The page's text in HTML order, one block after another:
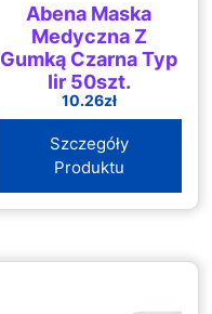
Abena Maska
Medyczna Z
Gumką Czarna Typ
Iir 50szt.
10.26zł
Szczegóły
Produktu